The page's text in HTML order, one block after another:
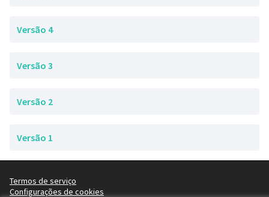
Versão 4
Versão 3
Versão 2
Versão 1
Termos de serviço
Configurações de cookies